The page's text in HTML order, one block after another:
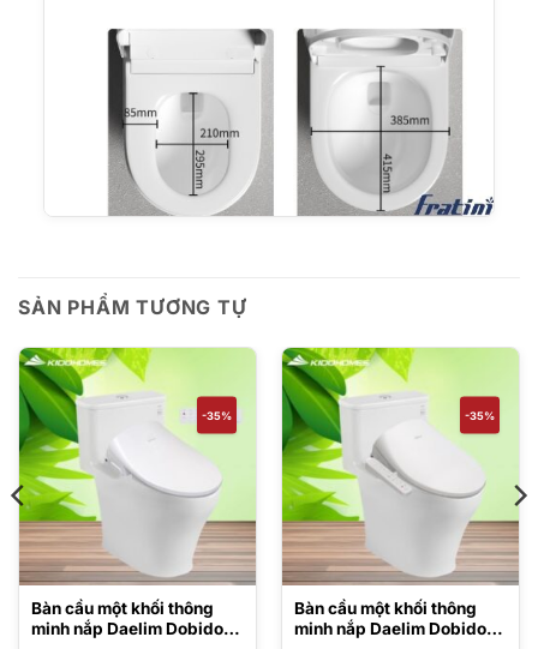
SẢN PHẨM TƯƠNG TỰ
-35%
Bàn cầu một khối thông
minh nắp Daelim Dobidos
-35%
Bàn cầu một khối thông
minh nắp Daelim Dobidos